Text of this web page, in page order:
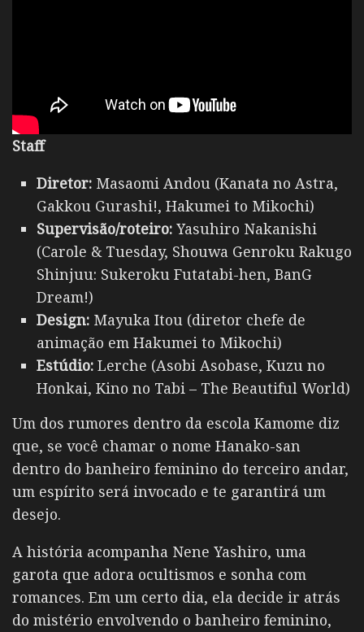
Staff
Diretor: Masaomi Andou (Kanata no Astra,
Gakkou Gurashi!, Hakumei to Mikochi)
Supervisão/roteiro: Yasuhiro Nakanishi
(Carole & Tuesday, Shouwa Genroku Rakugo
Shinjuu: Sukeroku Futatabi-hen, BanG
Dream!)
Design: Mayuka Itou (diretor chefe de
animação em Hakumei to Mikochi)
Estúdio: Lerche (Asobi Asobase, Kuzu no
Honkai, Kino no Tabi – The Beautiful World)
Um dos rumores dentro da escola Kamome diz
que, se você chamar o nome Hanako-san
dentro do banheiro feminino do terceiro andar,
um espírito será invocado e te garantirá um
desejo.
A história acompanha Nene Yashiro, uma
garota que adora ocultismos e sonha com
romances. Em um certo dia, ela decide ir atrás
do mistério envolvendo o banheiro feminino,